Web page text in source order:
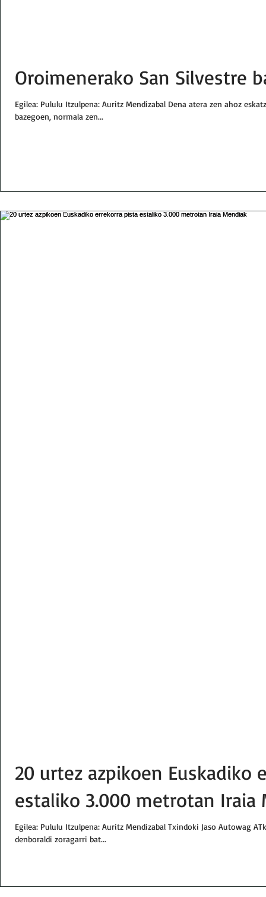
Oroimenerako San Silvestre
Egilea: Pululu Itzulpena: Auritz Mendizabal Dena atera zen ahoz
bazegoen, normala zen...
20 urtez azpikoen Euskadiko
estaliko 3.000 metrotan Iraia
Egilea: Pululu Itzulpena: Auritz Mendizabal Txindoki Jaso Autowag
denboraldi zoragarri bat...